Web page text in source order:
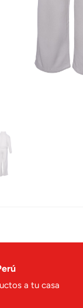
a tu casa